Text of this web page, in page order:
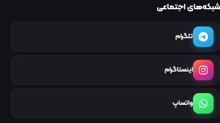
شبکه‌های اجتماعی
تلگرام
اینستاگرام
واتساپ